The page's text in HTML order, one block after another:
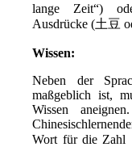
lange Zeit“)
Ausdrücke (土豆
Wissen:
Neben der
maßgeblich ist,
Wissen
Wort für die Zahl